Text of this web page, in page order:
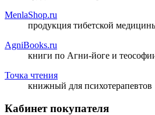
MenlaShop.ru
продукция тибетской
AgniBooks.ru
книги по Агни-йоге и
Точка чтения
книжный для психотерапевтов
Кабинет покупателя